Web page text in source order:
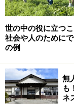
タリと来る言葉
の言葉を知った
義のある品だか
なりました。
※記事内容は執筆時
い。
世の中の役に立つ
社会や人のために
の例
無
も
ネ